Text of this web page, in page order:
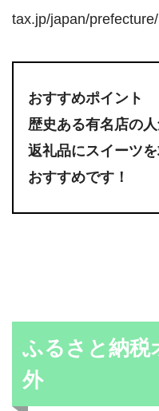
tax.jp/japan/
おすすめポイント
歴史ある有名店の人
返礼品にスイーツ
おすすめです！
ふるさと納
外